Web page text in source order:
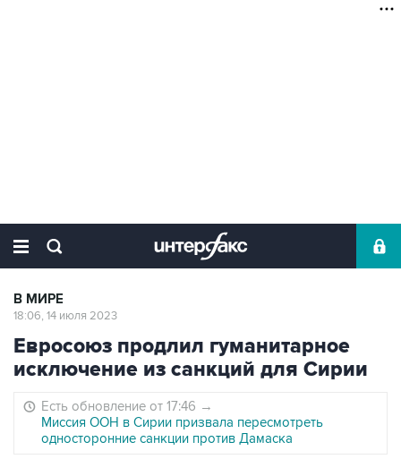
В МИРЕ
18:06, 14 июля 2023
Евросоюз продлил гуманитарное
исключение из санкций для Сирии
Есть обновление от 17:46 →
Миссия ООН в Сирии призвала пересмотреть
односторонние санкции против Дамаска